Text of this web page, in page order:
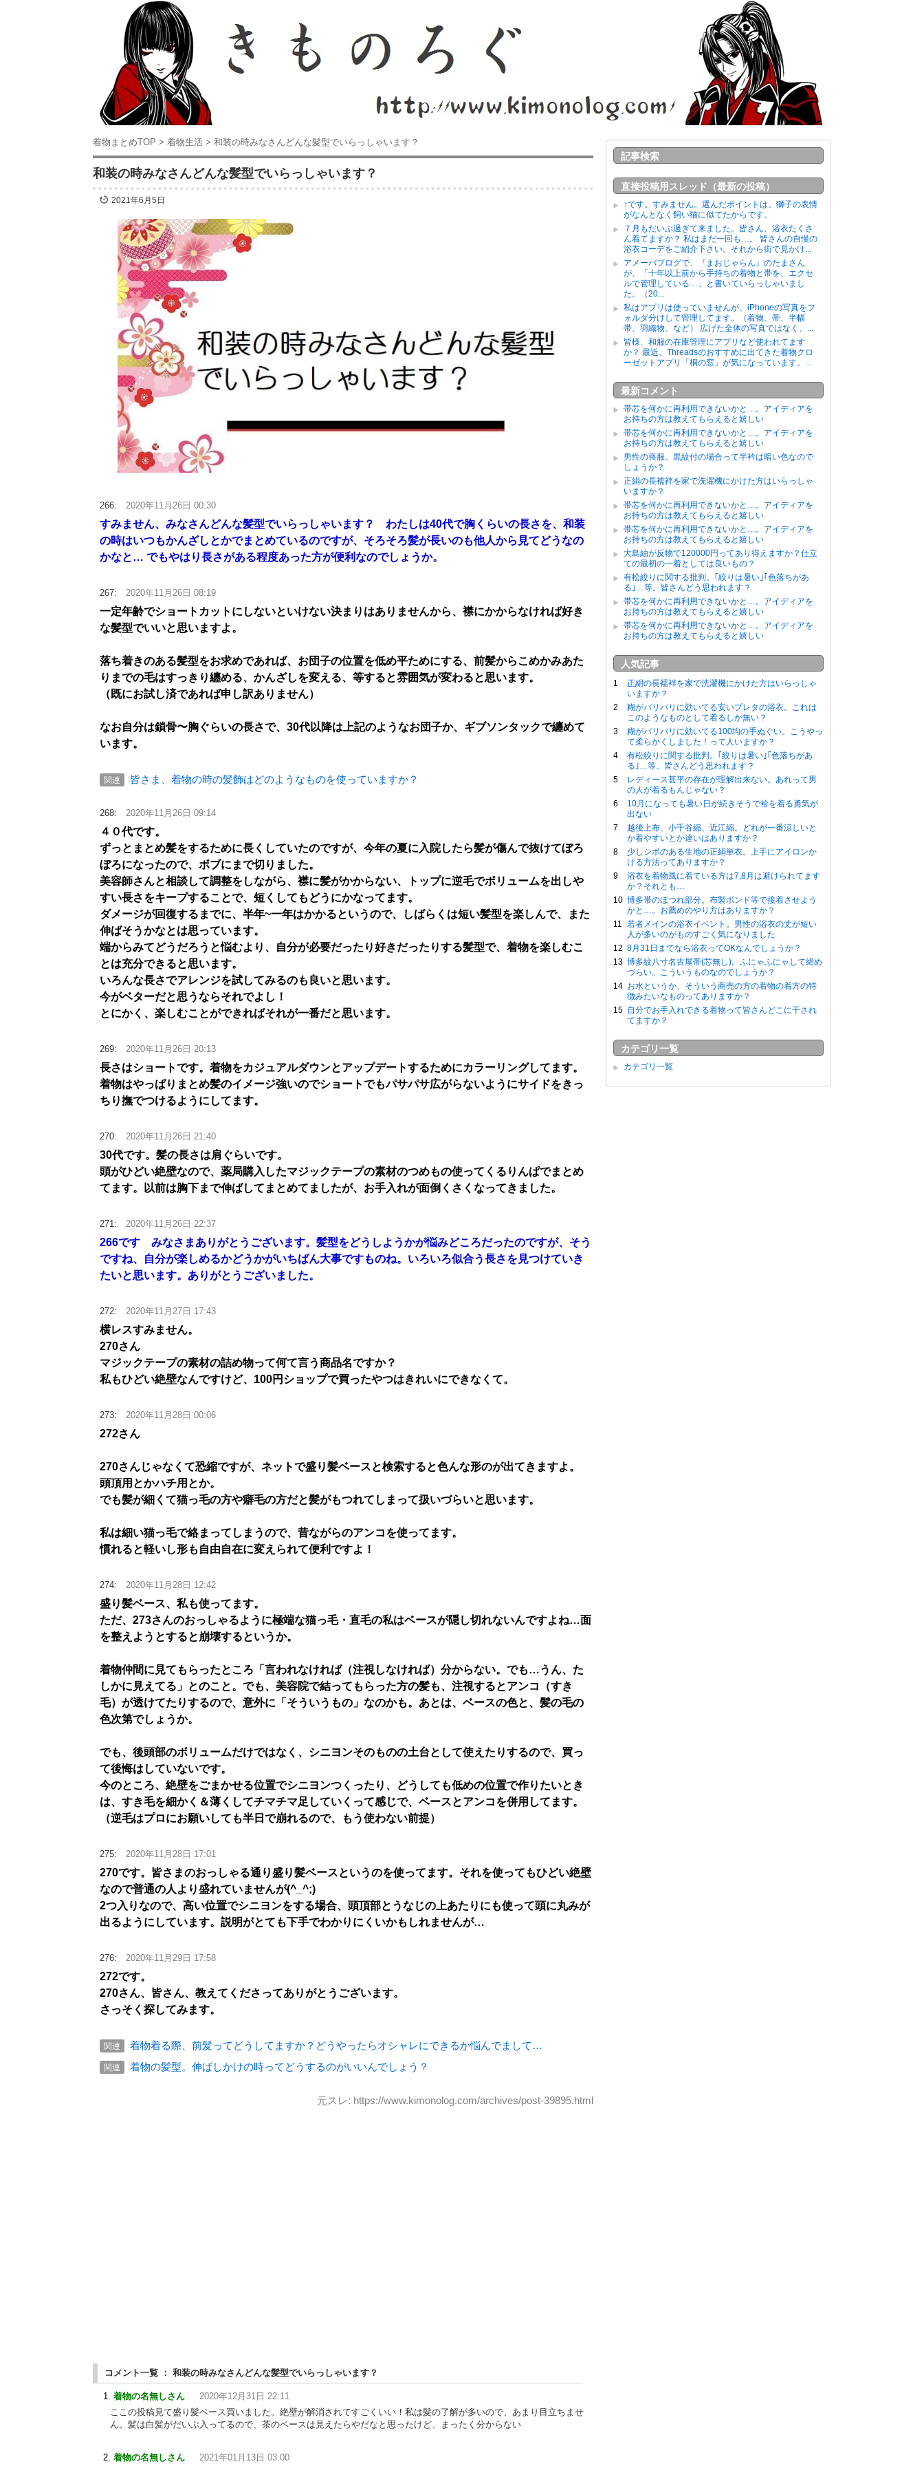
着物まとめTOP > 着物生活 > 和装の時みなさんどんな髪型でいらっしゃいます？
和装の時みなさんどんな髪型でいらっしゃいます？
2021年6月5日
266: 2020年11月26日 00:30
すみません、みなさんどんな髪型でいらっしゃいます？ わたしは40代で胸くらいの長さを、和装
の時はいつもかんざしとかでまとめているのですが、そろそろ髪が長いのも他人から見てどうなの
かなと… でもやはり長さがある程度あった方が便利なのでしょうか。
267: 2020年11月26日 08:19
一定年齢でショートカットにしないといけない決まりはありませんから、襟にかからなければ好き
な髪型でいいと思いますよ。
落ち着きのある髪型をお求めであれば、お団子の位置を低め平ためにする、前髪からこめかみあた
りまでの毛はすっきり纏める、かんざしを変える、等すると雰囲気が変わると思います。
（既にお試し済であれば申し訳ありません）
なお自分は鎖骨〜胸ぐらいの長さで、30代以降は上記のようなお団子か、ギブソンタックで纏めて
います。
関連 皆さま、着物の時の髪飾はどのようなものを使っていますか？
268: 2020年11月26日 09:14
４０代です。
ずっとまとめ髪をするために長くしていたのですが、今年の夏に入院したら髪が傷んで抜けてぼろ
ぼろになったので、ボブにまで切りました。
美容師さんと相談して調整をしながら、襟に髪がかからない、トップに逆毛でボリュームを出しや
すい長さをキープすることで、短くしてもどうにかなってます。
ダメージが回復するまでに、半年~一年はかかるというので、しばらくは短い髪型を楽しんで、また
伸ばそうかなとは思っています。
端からみてどうだろうと悩むより、自分が必要だったり好きだったりする髪型で、着物を楽しむこ
とは充分できると思います。
いろんな長さでアレンジを試してみるのも良いと思います。
今がベターだと思うならそれでよし！
とにかく、楽しむことができればそれが一番だと思います。
269: 2020年11月26日 20:13
長さはショートです。着物をカジュアルダウンとアップデートするためにカラーリングしてます。
着物はやっぱりまとめ髪のイメージ強いのでショートでもパサパサ広がらないようにサイドをきっ
ちり撫でつけるようにしてます。
270: 2020年11月26日 21:40
30代です。髪の長さは肩ぐらいです。
頭がひどい絶壁なので、薬局購入したマジックテープの素材のつめもの使ってくるりんぱでまとめ
てます。以前は胸下まで伸ばしてまとめてましたが、お手入れが面倒くさくなってきました。
271: 2020年11月26日 22:37
266です みなさまありがとうございます。髪型をどうしようかが悩みどころだったのですが、そう
ですね、自分が楽しめるかどうかがいちばん大事ですものね。いろいろ似合う長さを見つけていき
たいと思います。ありがとうございました。
272: 2020年11月27日 17:43
横レスすみません。
270さん
マジックテープの素材の詰め物って何て言う商品名ですか？
私もひどい絶壁なんですけど、100円ショップで買ったやつはきれいにできなくて。
273: 2020年11月28日 00:06
272さん
270さんじゃなくて恐縮ですが、ネットで盛り髪ベースと検索すると色んな形のが出てきますよ。
頭頂用とかハチ用とか。
でも髪が細くて猫っ毛の方や癖毛の方だと髪がもつれてしまって扱いづらいと思います。
私は細い猫っ毛で絡まってしまうので、昔ながらのアンコを使ってます。
慣れると軽いし形も自由自在に変えられて便利ですよ！
274: 2020年11月28日 12:42
盛り髪ベース、私も使ってます。
ただ、273さんのおっしゃるように極端な猫っ毛・直毛の私はベースが隠し切れないんですよね…面
を整えようとすると崩壊するというか。
着物仲間に見てもらったところ「言われなければ（注視しなければ）分からない。でも…うん、た
しかに見えてる」とのこと。でも、美容院で結ってもらった方の髪も、注視するとアンコ（すき
毛）が透けてたりするので、意外に「そういうもの」なのかも。あとは、ベースの色と、髪の毛の
色次第でしょうか。
でも、後頭部のボリュームだけではなく、シニヨンそのものの土台として使えたりするので、買っ
て後悔はしていないです。
今のところ、絶壁をごまかせる位置でシニヨンつくったり、どうしても低めの位置で作りたいとき
は、すき毛を細かく＆薄くしてチマチマ足していくって感じで、ベースとアンコを併用してます。
（逆毛はプロにお願いしても半日で崩れるので、もう使わない前提）
275: 2020年11月28日 17:01
270です。皆さまのおっしゃる通り盛り髪ベースというのを使ってます。それを使ってもひどい絶壁
なので普通の人より盛れていませんが(^_^;)
2つ入りなので、高い位置でシニヨンをする場合、頭頂部とうなじの上あたりにも使って頭に丸みが
出るようにしています。説明がとても下手でわかりにくいかもしれませんが…
276: 2020年11月29日 17:58
272です。
270さん、皆さん、教えてくださってありがとうございます。
さっそく探してみます。
関連 着物着る際、前髪ってどうしてますか？どうやったらオシャレにできるか悩んでまして…
関連 着物の髪型。伸ばしかけの時ってどうするのがいいんでしょう？
元スレ: https://www.kimonolog.com/archives/post-39895.html
コメント一覧 ： 和装の時みなさんどんな髪型でいらっしゃいます？
着物の名無しさん 2020年12月31日 22:11
ここの投稿見て盛り髪ベース買いました。絶壁が解消されてすごくいい！私は髪の了解が多いので、あまり目立ちませ
ん。髪は白髪がだいぶ入ってるので、茶のベースは見えたらやだなと思ったけど、まったく分からない
着物の名無しさん 2021年01月13日 03:00
記事検索
直接投稿用スレッド（最新の投稿）
↑です。すみません。選んだポイントは、獅子の表情
がなんとなく飼い猫に似てたからです。
７月もだいぶ過ぎて来ました。皆さん、浴衣たくさ
ん着てますか？ 私はまだ一回も…。 皆さんの自慢の
浴衣コーデをご紹介下さい。それから街で見かけ...
アメーバブログで、『まおじゃらん』のたまさん
が、「十年以上前から手持ちの着物と帯を、エクセ
ルで管理している…」と書いていらっしゃいまし
た。（20...
私はアプリは使っていませんが、iPhoneの写真をフ
ォルダ分けして管理してます。（着物、帯、半幅
帯、羽織物、など） 広げた全体の写真ではなく、...
皆様、和服の在庫管理にアプリなど使われてます
か？ 最近、Threadsのおすすめに出てきた着物クロ
ーゼットアプリ「桐の窓」が気になっています。...
最新コメント
帯芯を何かに再利用できないかと…。アイディアを
お持ちの方は教えてもらえると嬉しい
帯芯を何かに再利用できないかと…。アイディアを
お持ちの方は教えてもらえると嬉しい
男性の喪服。黒紋付の場合って半衿は暗い色なので
しょうか？
正絹の長襦袢を家で洗濯機にかけた方はいらっしゃ
いますか？
帯芯を何かに再利用できないかと…。アイディアを
お持ちの方は教えてもらえると嬉しい
帯芯を何かに再利用できないかと…。アイディアを
お持ちの方は教えてもらえると嬉しい
大島紬が反物で120000円ってあり得えますか？仕立
ての最初の一着としては良いもの？
有松絞りに関する批判。｢絞りは暑い｣｢色落ちがあ
る｣…等。皆さんどう思われます？
帯芯を何かに再利用できないかと…。アイディアを
お持ちの方は教えてもらえると嬉しい
帯芯を何かに再利用できないかと…。アイディアを
お持ちの方は教えてもらえると嬉しい
人気記事
正絹の長襦袢を家で洗濯機にかけた方はいらっしゃ
いますか？
糊がバリバリに効いてる安いプレタの浴衣。これは
このようなものとして着るしか無い？
糊がバリバリに効いてる100均の手ぬぐい。こうやっ
て柔らかくしました！って人いますか？
有松絞りに関する批判。｢絞りは暑い｣｢色落ちがあ
る｣…等。皆さんどう思われます？
レディース甚平の存在が理解出来ない。あれって男
の人が着るもんじゃない？
10月になっても暑い日が続きそうで袷を着る勇気が
出ない
越後上布、小千谷縮、近江縮。どれが一番涼しいと
か着やすいとか違いはありますか？
少しシボのある生地の正絹単衣。上手にアイロンか
ける方法ってありますか？
浴衣を着物風に着ている方は7,8月は避けられてます
か？それとも…
博多帯のほつれ部分。布製ボンド等で接着させよう
かと…。お薦めのやり方はありますか？
若者メインの浴衣イベント。男性の浴衣の丈が短い
人が多いのがものすごく気になりました
8月31日までなら浴衣ってOKなんでしょうか？
博多紋八寸名古屋帯(芯無し)。ふにゃふにゃして締め
づらい。こういうものなのでしょうか？
お水というか、そういう商売の方の着物の着方の特
徴みたいなものってありますか？
自分でお手入れできる着物って皆さんどこに干され
てますか？
カテゴリ一覧
カテゴリ一覧